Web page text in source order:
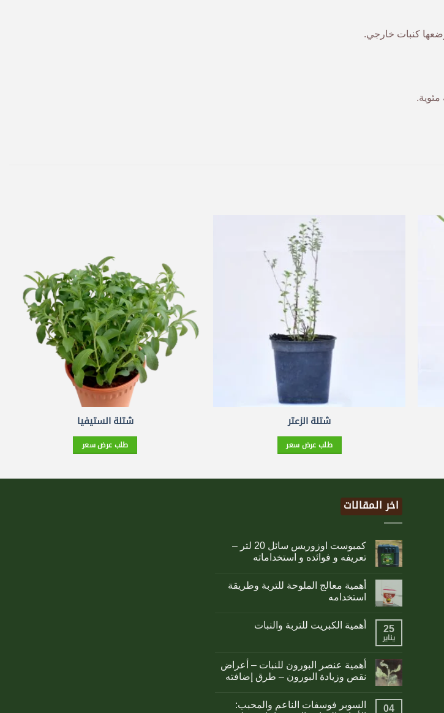
كنبات خارجي.
شتلة الزعتر
طلب عرض سعر
شتلة الستيفيا
طلب عرض سعر
اخر المقالات
كمبوست اوزوريس سائل 20 لتر –
تعريفه و فوائده و استخداماته
أهمية معالج الملوحة للتربة وطريقة
استخدامه
25
يناير
أهمية الكبريت للتربة والنبات
أهمية عنصر البورون للنبات – أعراض
نقص وزيادة البورون – طرق إضافته
04
السوبر فوسفات الناعم والمحبب: